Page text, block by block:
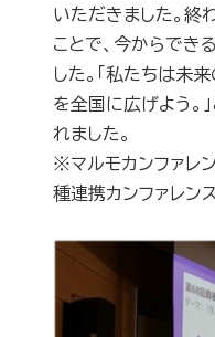
いただきました。終
ことで、今からでき
した。「私たちは未
を全国に広げよう。
れました。
※マルモカンファレ
種連携カンファレン